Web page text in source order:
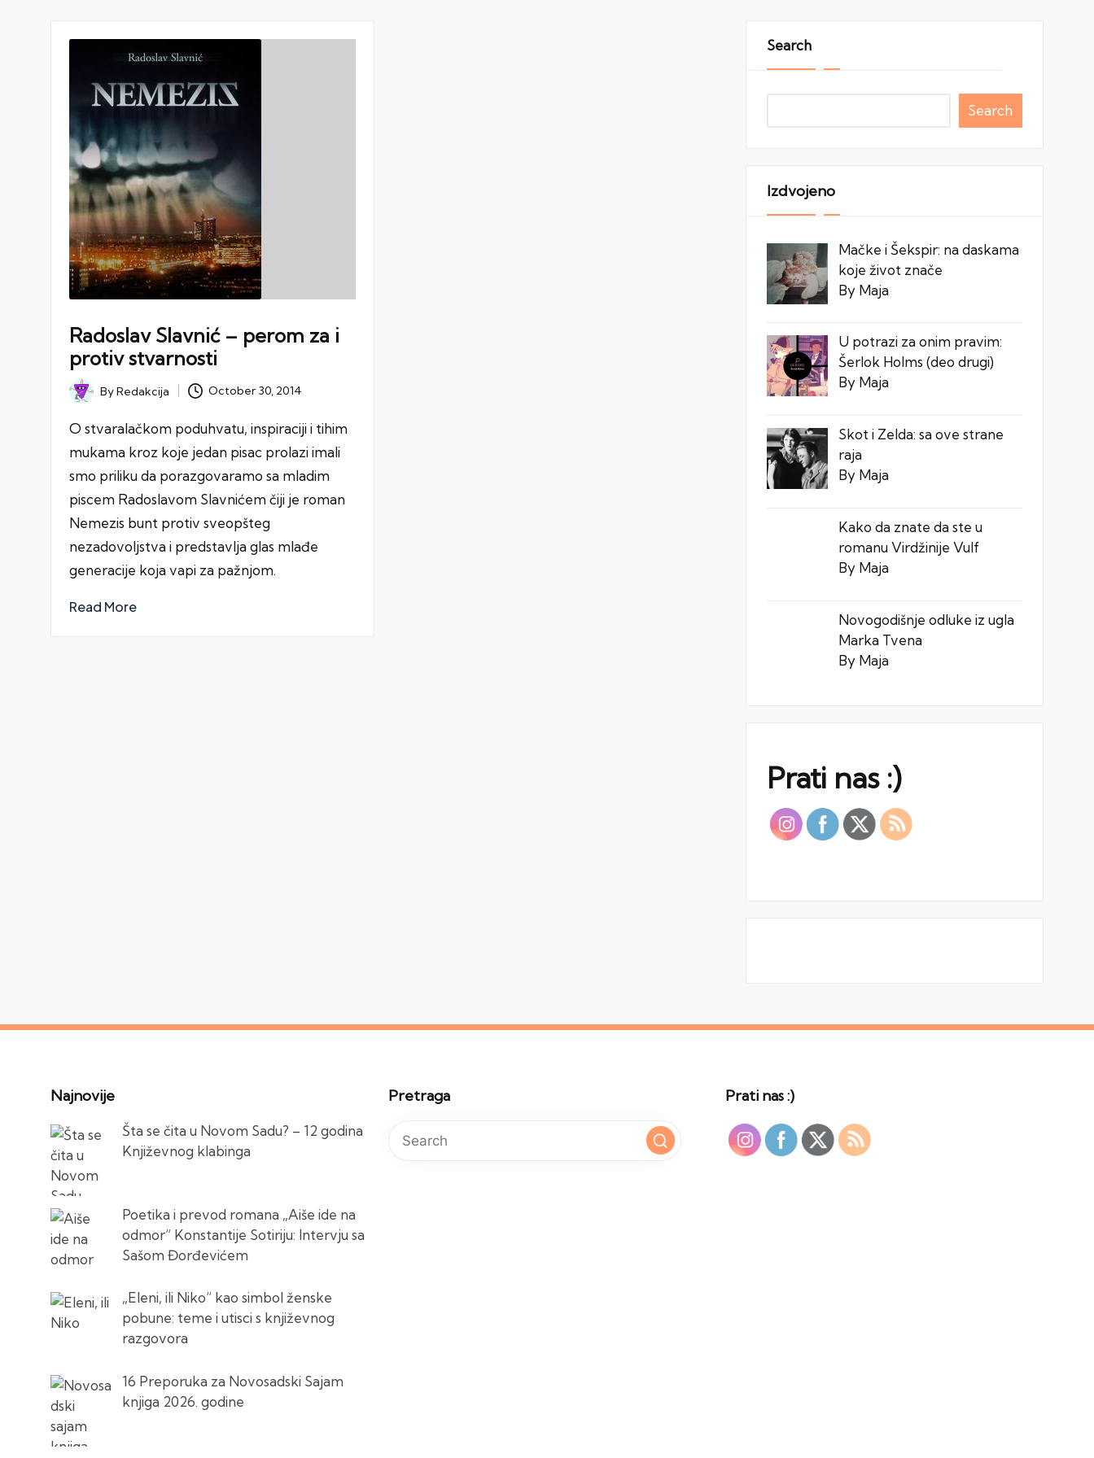
Radoslav Slavnić – perom za i
protiv stvarnosti
PostedByRedakcija October 30, 2014
O stvaralačkom poduhvatu, inspiraciji i tihim
mukama kroz koje jedan pisac prolazi imali
smo priliku da porazgovaramo sa mladim
piscem Radoslavom Slavnićem čiji je roman
Nemezis bunt protiv sveopšteg
nezadovoljstva i predstavlja glas mlađe
generacije koja vapi za pažnjom.
Read More
Search
Search
Izdvojeno
Mačke i Šekspir: na daskama
koje život znače
By Maja
U potrazi za onim pravim:
Šerlok Holms (deo drugi)
By Maja
Skot i Zelda: sa ove strane
raja
By Maja
Kako da znate da ste u
romanu Virdžinije Vulf
By Maja
Novogodišnje odluke iz ugla
Marka Tvena
By Maja
Prati nas :)
Najnovije
Šta se čita u Novom Sadu? – 12 godina
Književnog klabinga
Poetika i prevod romana „Aiše ide na
odmor“ Konstantije Sotiriju: Intervju sa
Sašom Đorđevićem
„Eleni, ili Niko“ kao simbol ženske
pobune: teme i utisci s književnog
razgovora
16 Preporuka za Novosadski Sajam
knjiga 2026. godine
Pretraga Prati nas :)